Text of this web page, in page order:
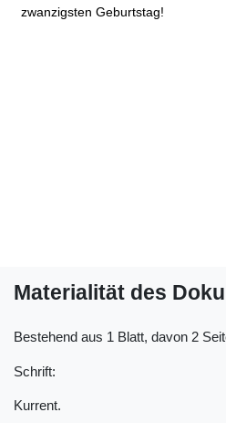
zwanzigsten Geburtstag!
Materialität des
Bestehend aus 1 Blatt, davon 2
Schrift:
Kurrent.